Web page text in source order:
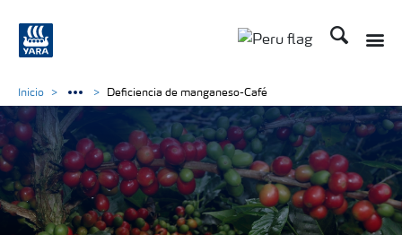
Buscar
Inicio Deficiencia de manganeso-Café